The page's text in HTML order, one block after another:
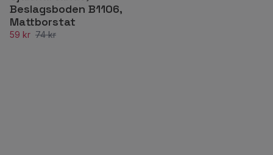
Beslagsboden B1106,
Mattborstat
59 kr 74 kr